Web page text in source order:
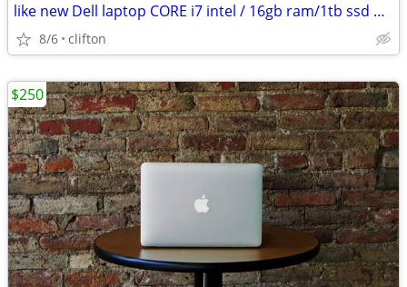
like new Dell laptop CORE i7 intel / 16gb ram/1tb ssd nvme VERY FAST
8/6 clifton
$250